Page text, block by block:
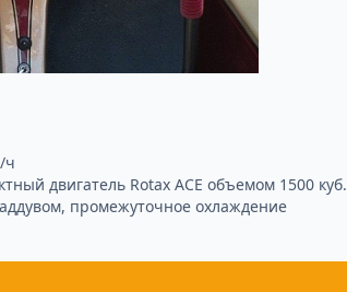
ч
двигатель Rotax ACE объемом 1500 куб.
промежуточное охлаждение